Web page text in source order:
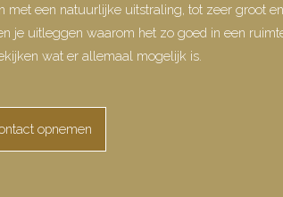
met een natuurlijke uitstraling, tot zeer groot
je uitleggen waarom het zo goed in een
wat er allemaal mogelijk is.
opnemen